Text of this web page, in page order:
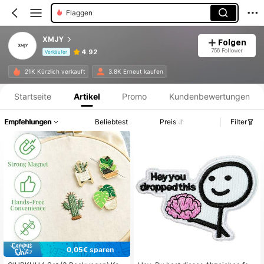
Flicken
XMJY
Verkäufer 4.92
Folgen
756 Follower
21K Kürzlich verkauft 3.8K Erneut kaufen
Produktinformation: Preisangabe, Verkaufs- und Lagerbestandsdetails.
Startseite Artikel Promo Kundenbewertungen
Empfehlungen Beliebtest Preis Filter
0,05€ sparen